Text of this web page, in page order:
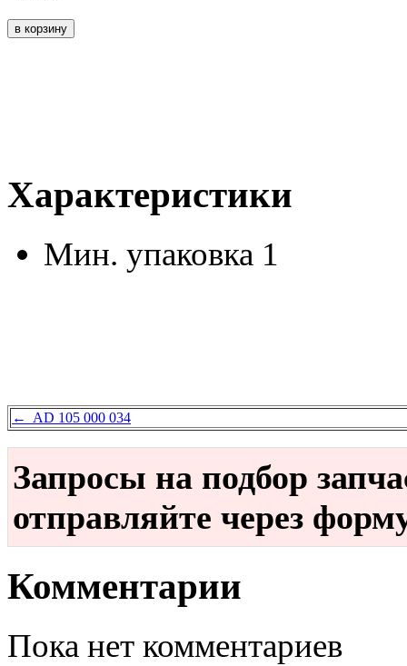
Характеристики
Мин. упаковка 1
← AD 105 000 034
Запросы на подбор
отправляйте через
Комментарии
Пока нет комментариев